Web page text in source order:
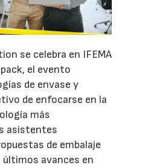
se celebra en IFEMA
el evento
de envase y
de enfocarse en la
más
asistentes
de embalaje
avances en